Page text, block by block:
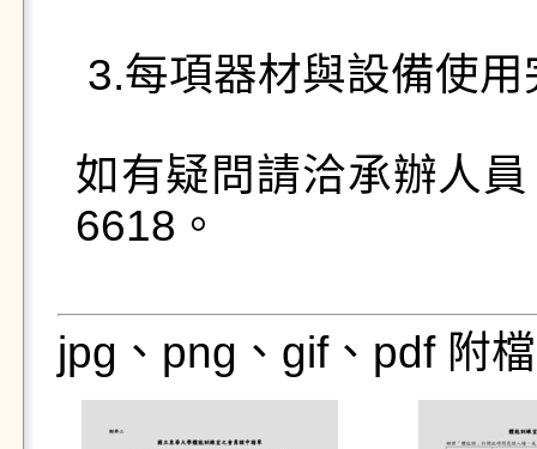
如有疑問請洽承辦人
6618。
jpg、png、gif、pdf 附